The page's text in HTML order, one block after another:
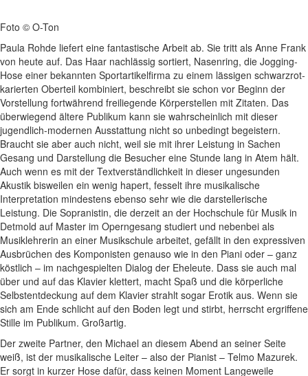
Foto © O-Ton
Paula Rohde liefert eine fantastische Arbeit ab. Sie tritt als Anne Frank
von heute auf. Das Haar nachlässig sortiert, Nasenring, die Jogging-
Hose einer bekannten Sportartikelfirma zu einem lässigen schwarzrot-
karierten Oberteil kombiniert, beschreibt sie schon vor Beginn der
Vorstellung fortwährend freiliegende Körperstellen mit Zitaten. Das
überwiegend ältere Publikum kann sie wahrscheinlich mit dieser
jugendlich-modernen Ausstattung nicht so unbedingt begeistern.
Braucht sie aber auch nicht, weil sie mit ihrer Leistung in Sachen
Gesang und Darstellung die Besucher eine Stunde lang in Atem hält.
Auch wenn es mit der Textverständlichkeit in dieser ungesunden
Akustik bisweilen ein wenig hapert, fesselt ihre musikalische
Interpretation mindestens ebenso sehr wie die darstellerische
Leistung. Die Sopranistin, die derzeit an der Hochschule für Musik in
Detmold auf Master im Operngesang studiert und nebenbei als
Musiklehrerin an einer Musikschule arbeitet, gefällt in den expressiven
Ausbrüchen des Komponisten genauso wie in den Piani oder – ganz
köstlich – im nachgespielten Dialog der Eheleute. Dass sie auch mal
über und auf das Klavier klettert, macht Spaß und die körperliche
Selbstentdeckung auf dem Klavier strahlt sogar Erotik aus. Wenn sie
sich am Ende schlicht auf den Boden legt und stirbt, herrscht ergriffene
Stille im Publikum. Großartig.
Der zweite Partner, den Michael an diesem Abend an seiner Seite
weiß, ist der musikalische Leiter – also der Pianist – Telmo Mazurek.
Er sorgt in kurzer Hose dafür, dass keinen Moment Langeweile